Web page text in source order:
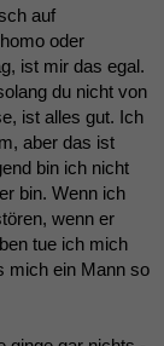
auf
oder
ist mir das egal.
du nicht von
ist alles gut. Ich
aber das ist
bin ich nicht
bin. Wenn ich
wenn er
tue ich mich
mich ein Mann so